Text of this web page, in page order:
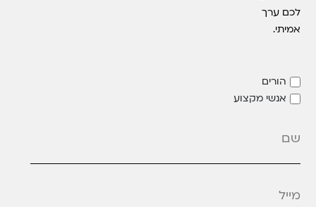
לכם ערך
אמיתי.
הורים
אנשי מקצוע